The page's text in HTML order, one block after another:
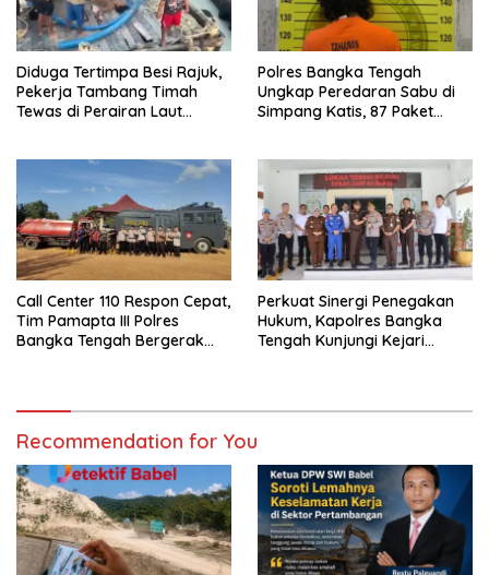
Diduga Tertimpa Besi Rajuk,
Pekerja Tambang Timah
Tewas di Perairan Laut
Polres Bangka Tengah
Ungkap Peredaran Sabu di
Simpang Katis, 87 Paket
Call Center 110 Respon Cepat,
Tim Pamapta III Polres
Bangka Tengah Bergerak
Perkuat Sinergi Penegakan
Hukum, Kapolres Bangka
Tengah Kunjungi Kejari
Recommendation for You